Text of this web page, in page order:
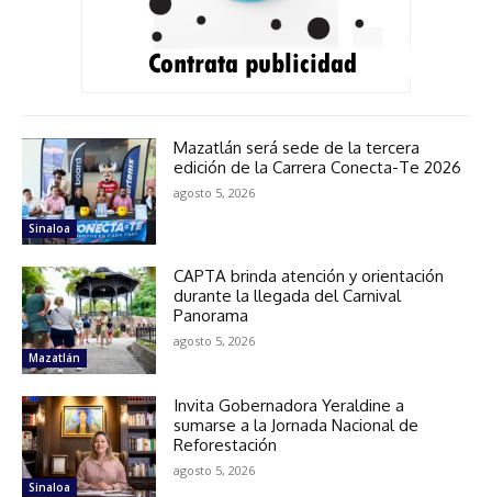
Sinaloa
Mazatlán será sede de la tercera
edición de la Carrera Conecta-Te 2026
agosto 5, 2026
Mazatlán
CAPTA brinda atención y orientación
durante la llegada del Carnival
Panorama
agosto 5, 2026
Sinaloa
Invita Gobernadora Yeraldine a
sumarse a la Jornada Nacional de
Reforestación
agosto 5, 2026